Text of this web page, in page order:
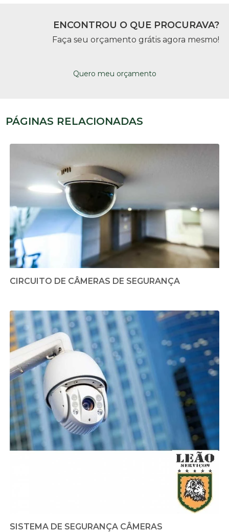
ENCONTROU O QUE PROCURAVA?
Faça seu orçamento grátis agora mesmo!
Quero meu orçamento
PÁGINAS RELACIONADAS
CIRCUITO DE CÂMERAS DE SEGURANÇA
SISTEMA DE SEGURANÇA CÂMERAS